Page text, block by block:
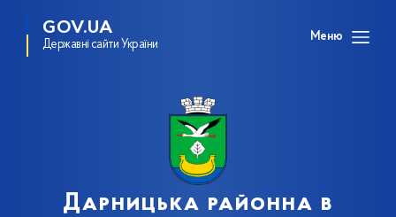
GOV.UA
Державні сайти України
Меню
Дарницька районна в